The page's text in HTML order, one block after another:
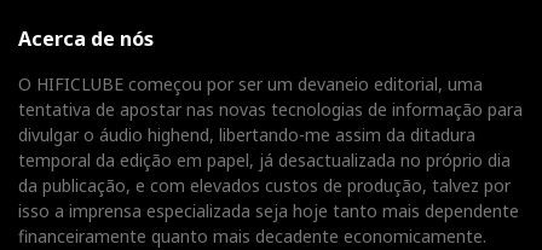
Acerca de nós
O HIFICLUBE começou por ser um devaneio editorial, uma
tentativa de apostar nas novas tecnologias de informação para
divulgar o áudio highend, libertando-me assim da ditadura
temporal da edição em papel, já desactualizada no próprio dia
da publicação, e com elevados custos de produção, talvez por
isso a imprensa especializada seja hoje tanto mais dependente
financeiramente quanto mais decadente economicamente.